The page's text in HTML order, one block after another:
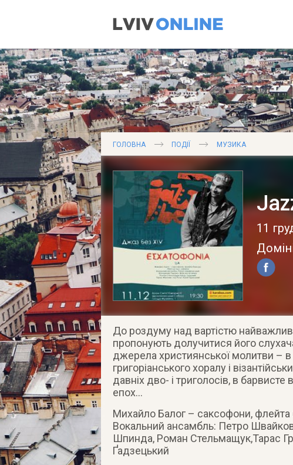
ГОЛОВНА ПОДІЇ МУЗИКА
11
До роздуму над вартістю
пропонують долучитися його
джерела християнської молитви – в
григоріанського хоралу і
давніх дво- і триголосів, в барвисте
епох…
Михайло Балог – саксофони, флейта
Вокальний ансамбль: Петро
Шпинда, Роман Стельмащук,Тарас
Ґадзецький